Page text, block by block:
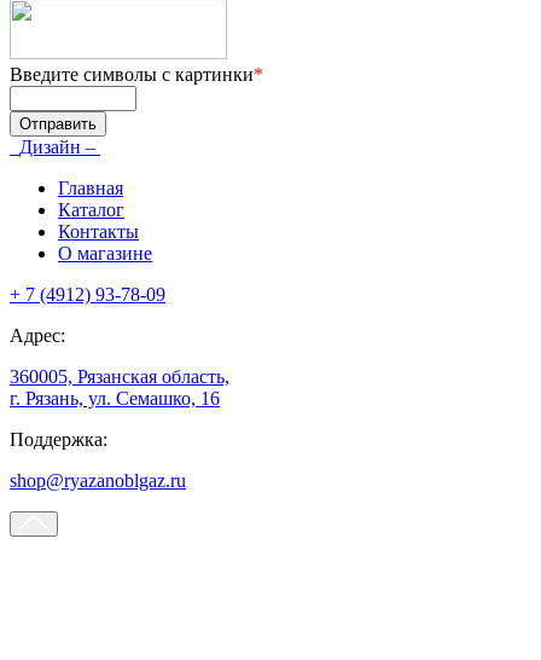
Введите символы с картинки*
Дизайн –
Главная
Каталог
Контакты
О магазине
+ 7 (4912) 93-78-09
Адрес:
360005, Рязанская область,
г. Рязань, ул. Семашко, 16
Поддержка:
shop@ryazanoblgaz.ru